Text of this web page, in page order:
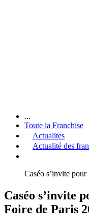
...
Toute la Franchise
Actualites
Actualité des
Caséo s’invite
Caséo s’invite
Foire de Paris